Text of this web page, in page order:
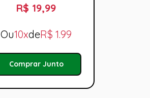
R$ 19,99
Ou10xdeR$ 1.99
Comprar Junto